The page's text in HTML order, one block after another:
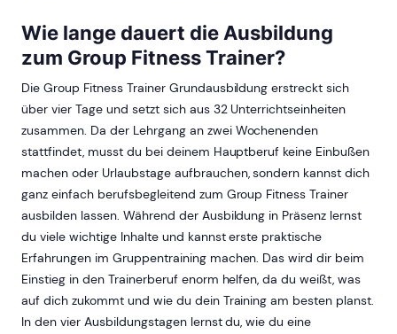
Wie lange dauert die Ausbildung
zum Group Fitness Trainer?
Die Group Fitness Trainer Grundausbildung erstreckt sich
über vier Tage und setzt sich aus 32 Unterrichtseinheiten
zusammen. Da der Lehrgang an zwei Wochenenden
stattfindet, musst du bei deinem Hauptberuf keine Einbußen
machen oder Urlaubstage aufbrauchen, sondern kannst dich
ganz einfach berufsbegleitend zum Group Fitness Trainer
ausbilden lassen. Während der Ausbildung in Präsenz lernst
du viele wichtige Inhalte und kannst erste praktische
Erfahrungen im Gruppentraining machen. Das wird dir beim
Einstieg in den Trainerberuf enorm helfen, da du weißt, was
auf dich zukommt und wie du dein Training am besten planst.
In den vier Ausbildungstagen lernst du, wie du eine